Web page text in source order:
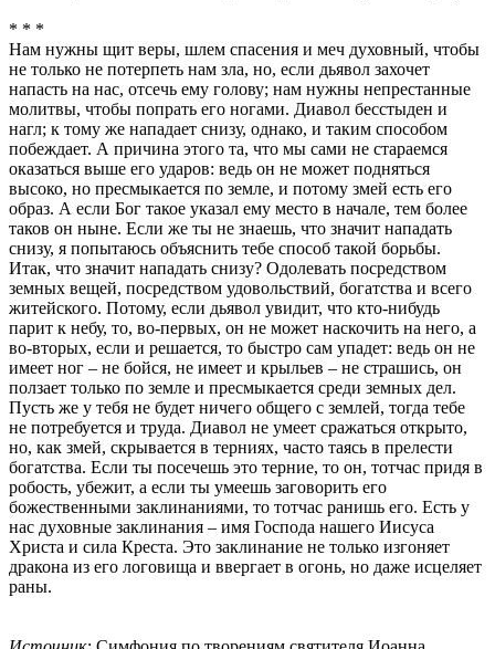
* * *
Нам нужны щит веры, шлем спасения и меч духовный, чтобы
не только не потерпеть нам зла, но, если дьявол захочет
напасть на нас, отсечь ему голову; нам нужны непрестанные
молитвы, чтобы попрать его ногами. Диавол бесстыден и
нагл; к тому же нападает снизу, однако, и таким способом
побеждает. А причина этого та, что мы сами не стараемся
оказаться выше его ударов: ведь он не может подняться
высоко, но пресмыкается по земле, и потому змей есть его
образ. А если Бог такое указал ему место в начале, тем более
таков он ныне. Если же ты не знаешь, что значит нападать
снизу, я попытаюсь объяснить тебе способ такой борьбы.
Итак, что значит нападать снизу? Одолевать посредством
земных вещей, посредством удовольствий, богатства и всего
житейского. Потому, если дьявол увидит, что кто-нибудь
парит к небу, то, во-первых, он не может наскочить на него, а
во-вторых, если и решается, то быстро сам упадет: ведь он не
имеет ног – не бойся, не имеет и крыльев – не страшись, он
ползает только по земле и пресмыкается среди земных дел.
Пусть же у тебя не будет ничего общего с землей, тогда тебе
не потребуется и труда. Диавол не умеет сражаться открыто,
но, как змей, скрывается в терниях, часто таясь в прелести
богатства. Если ты посечешь это терние, то он, тотчас придя в
робость, убежит, а если ты умеешь заговорить его
божественными заклинаниями, то тотчас ранишь его. Есть у
нас духовные заклинания – имя Господа нашего Иисуса
Христа и сила Креста. Это заклинание не только изгоняет
дракона из его логовища и ввергает в огонь, но даже исцеляет
раны.